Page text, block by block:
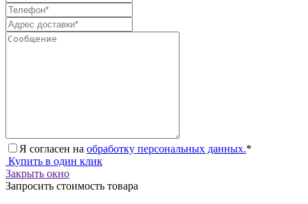
Я согласен на обработку персональных данных.*
Купить в один клик
Закрыть окно
Запросить стоимость товара